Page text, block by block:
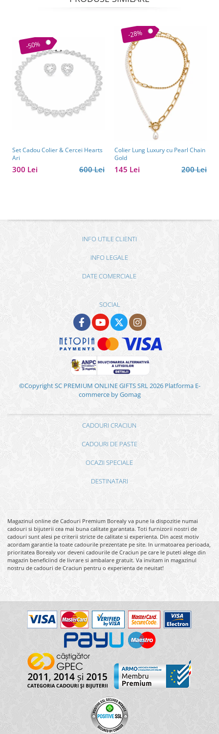
-50%
Set Cadou Colier & Cercei Hearts
Ari
600 Lei
300 Lei
-28%
Colier Lung Luxury cu Pearl Chain
Gold
200 Lei
145 Lei
INFO UTILE CLIENTI
INFO LEGALE
DATE COMERCIALE
SOCIAL
©Copyright SC PREMIUM ONLINE GIFTS SRL 2026 Platforma E-
commerce by Gomag
CADOURI CRACIUN
CADOURI DE PASTE
OCAZII SPECIALE
DESTINATARI
Magazinul online de Cadouri Premium Borealy va pune la dispozitie numai
cadouri si bijuterii cea mai buna calitate garantata. Toti furnizorii nostri de
cadouri sunt alesi pe criterii stricte de calitate si experienta. Din acest motiv
acordam garantie la toate cadourile prezentate pe site. In urmatoarea perioada,
prioritatea Borealy vor deveni cadourile de Craciun pe care le puteti alege din
magazin beneficiind de livrare si ambalare gratuit. Va invitam in magazinul
nostru de cadouri de Craciun pentru o experienta de neuitat!